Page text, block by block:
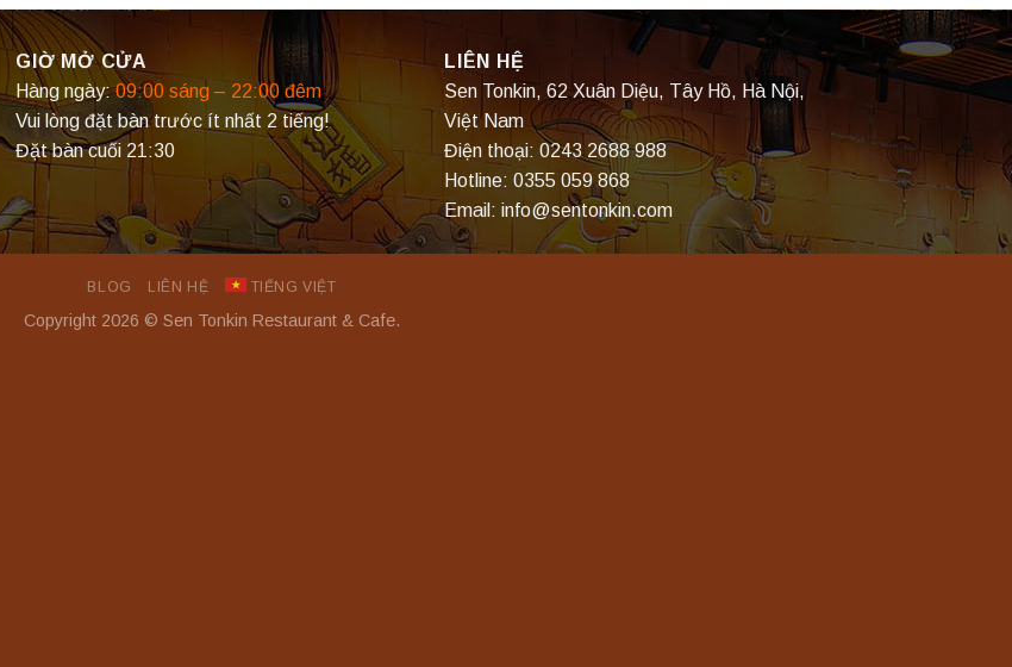
GIỜ MỞ CỬA
Hàng ngày:09:00 sáng – 22:00 đêm
Vui lòng đặt bàn trước ít nhất 2 tiếng!
Đặt bàn cuối 21:30
LIÊN HỆ
Sen Tonkin, 62 Xuân Diệu, Tây Hồ, Hà Nội,
Việt Nam
Điện thoại: 0243 2688 988
Hotline: 0355 059 868
Email: info@sentonkin.com
BLOG LIÊN HỆ TIẾNG VIỆT
Copyright 2026 © Sen Tonkin Restaurant & Cafe.